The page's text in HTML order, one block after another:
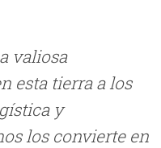
valiosa
esta tierra a los
y
los convierte en